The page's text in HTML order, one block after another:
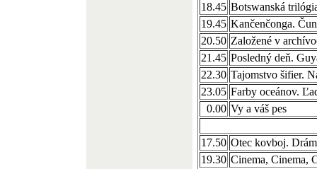
18.45 Botswanská
19.45 Kančenčonga.
20.50 Založené v
21.45 Posledný deň.
22.30 Tajomstvo šifier.
23.05 Farby oceánov.
0.00 Vy a váš pes
17.50 Otec kovboj.
19.30 Cinema, Cinema,